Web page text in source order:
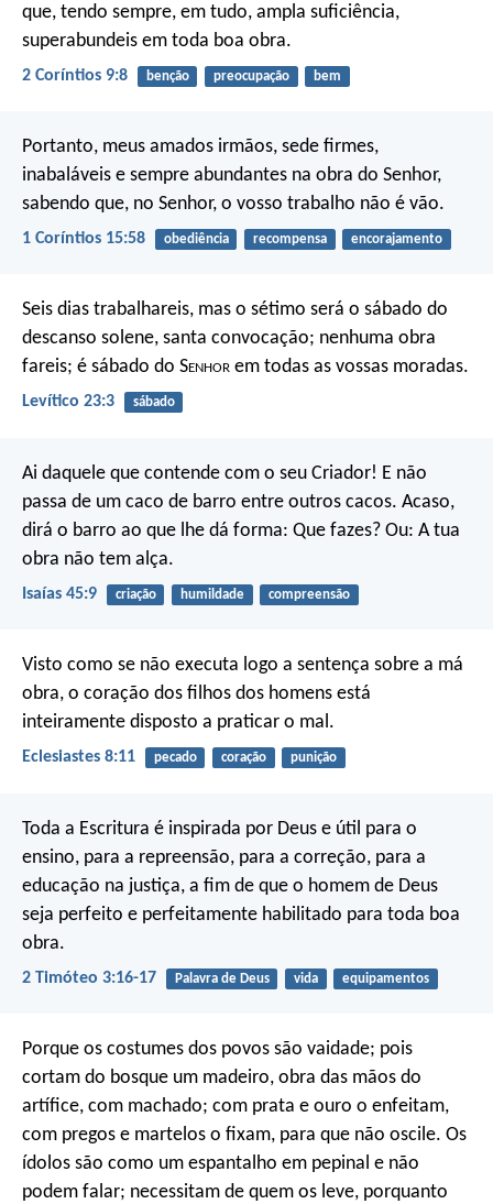
que, tendo sempre, em tudo, ampla suficiência,
superabundeis em toda boa obra.
2 Coríntios 9:8 benção preocupação bem
Portanto, meus amados irmãos, sede firmes,
inabaláveis e sempre abundantes na obra do Senhor,
sabendo que, no Senhor, o vosso trabalho não é vão.
1 Coríntios 15:58 obediência recompensa encorajamento
Seis dias trabalhareis, mas o sétimo será o sábado do
descanso solene, santa convocação; nenhuma obra
fareis; é sábado do Senhor em todas as vossas moradas.
Levítico 23:3 sábado
Ai daquele que contende com o seu Criador! E não
passa de um caco de barro entre outros cacos. Acaso,
dirá o barro ao que lhe dá forma: Que fazes? Ou: A tua
obra não tem alça.
Isaías 45:9 criação humildade compreensão
Visto como se não executa logo a sentença sobre a má
obra, o coração dos filhos dos homens está
inteiramente disposto a praticar o mal.
Eclesiastes 8:11 pecado coração punição
Toda a Escritura é inspirada por Deus e útil para o
ensino, para a repreensão, para a correção, para a
educação na justiça, a fim de que o homem de Deus
seja perfeito e perfeitamente habilitado para toda boa
obra.
2 Timóteo 3:16-17 Palavra de Deus vida equipamentos
Porque os costumes dos povos são vaidade; pois
cortam do bosque um madeiro, obra das mãos do
artífice, com machado; com prata e ouro o enfeitam,
com pregos e martelos o fixam, para que não oscile. Os
ídolos são como um espantalho em pepinal e não
podem falar; necessitam de quem os leve, porquanto